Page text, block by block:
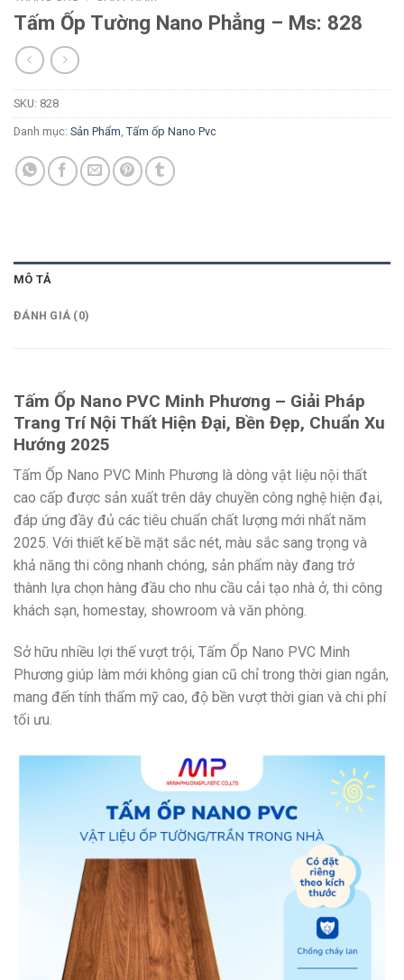
Tấm Ốp Tường Nano Phẳng – Ms: 828
SKU: 828
Danh mục: Sản Phẩm Tấm ốp Nano Pvc
MÔ TẢ
ĐÁNH GIÁ (0)
Tấm Ốp Nano PVC Minh Phương – Giải Pháp
Trang Trí Nội Thất Hiện Đại, Bền Đẹp, Chuẩn Xu
Hướng 2025
Tấm Ốp Nano PVC Minh Phương là dòng vật liệu nội thất
cao cấp được sản xuất trên dây chuyền công nghệ hiện đại,
đáp ứng đầy đủ các tiêu chuẩn chất lượng mới nhất năm
2025. Với thiết kế bề mặt sắc nét, màu sắc sang trọng và
khả năng thi công nhanh chóng, sản phẩm này đang trở
thành lựa chọn hàng đầu cho nhu cầu cải tạo nhà ở, thi công
khách sạn, homestay, showroom và văn phòng.
Sở hữu nhiều lợi thế vượt trội, Tấm Ốp Nano PVC Minh
Phương giúp làm mới không gian cũ chỉ trong thời gian ngắn,
mang đến tính thẩm mỹ cao, độ bền vượt thời gian và chi phí
tối ưu.